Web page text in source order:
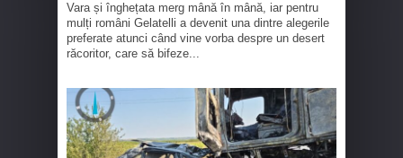
Vara și înghețata merg mână în mână, iar pentru
mulți români Gelatelli a devenit una dintre alegerile
preferate atunci când vine vorba despre un desert
răcoritor, care să bifeze...